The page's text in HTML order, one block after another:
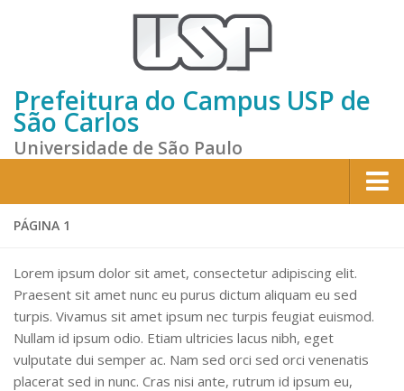
Prefeitura do Campus USP de
São Carlos
Universidade de São Paulo
Home
Sobre a Prefeitura
Gestão atual
Missão e Valores
Divisões e Seções
PÁGINA 1
Lorem ipsum dolor sit amet, consectetur adipiscing elit.
Praesent sit amet nunc eu purus dictum aliquam eu sed
turpis. Vivamus sit amet ipsum nec turpis feugiat euismod.
Nullam id ipsum odio. Etiam ultricies lacus nibh, eget
vulputate dui semper ac. Nam sed orci sed orci venenatis
placerat sed in nunc. Cras nisi ante, rutrum id ipsum eu,